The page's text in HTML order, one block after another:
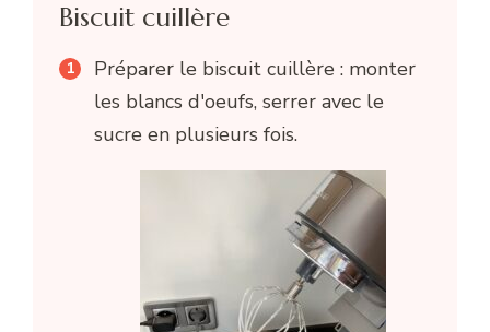
Biscuit cuillère
Préparer le biscuit cuillère : monter
les blancs d'oeufs, serrer avec le
sucre en plusieurs fois.